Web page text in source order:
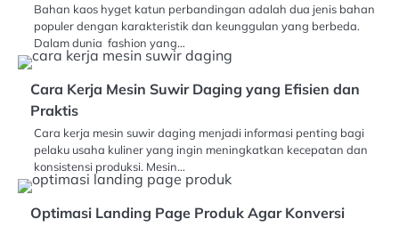
Bahan kaos hyget katun perbandingan adalah dua jenis bahan
populer dengan karakteristik dan keunggulan yang berbeda.
Dalam dunia fashion yang…
Cara Kerja Mesin Suwir Daging yang Efisien dan
Praktis
Cara kerja mesin suwir daging menjadi informasi penting bagi
pelaku usaha kuliner yang ingin meningkatkan kecepatan dan
konsistensi produksi. Mesin…
Optimasi Landing Page Produk Agar Konversi